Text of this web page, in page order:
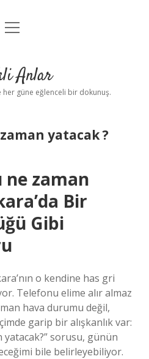
Uyarı
menüyü
Anlar
her güne eğlenceli bir dokunuş.
yatacak ?
ne zaman
Bir
Gibi
o kendine has gri
Telefonu elime alır almaz
hava durumu değil,
garip bir alışkanlık var:
yatacak?” sorusu, günün
bile belirleyebiliyor.